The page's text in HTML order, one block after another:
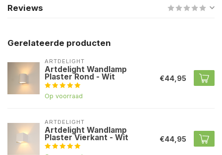
Reviews
Gerelateerde producten
ARTDELIGHT
Artdelight Wandlamp
Plaster Rond - Wit
Op voorraad
€44,95
ARTDELIGHT
Artdelight Wandlamp
Plaster Vierkant - Wit €44,95